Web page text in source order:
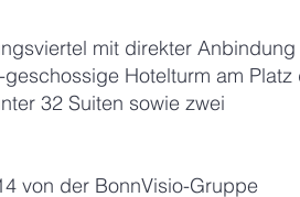
mit direkter
Hotelturm am Platz
32 Suiten sowie zwei
von der BonnVisio-Gruppe